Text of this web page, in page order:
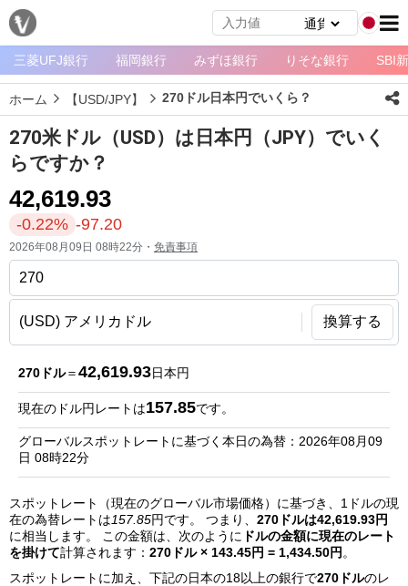
メ
ニ
ュ
ー
ホ
ム
ペ
ー
ジ
通
貨
一
覧
銀
行
リ
ス
ト
三菱UFJ銀行 福岡銀行 みずほ銀行 りそな銀行 SBI
ホーム 【USD/JPY】 270ドル日本円でいくら？
270米ドル（USD）は日本円（JPY）でいく
らですか？
42,619.93
-0.22% -97.20
2026年08月09日 08時22分・ 免責事項
換算する
270ドル＝42,619.93日本円
現在のドル円レートは157.85です。
グローバルスポットレートに基づく本日の為替：2026年08月09
日 08時22分
スポットレート（現在のグローバル市場価格）に基づき、1ドルの現
在の為替レートは157.85円です。 つまり、 270ドルは42,619.93円
に相当します。 この金額は、次のように ドルの金額に現在のレート
を掛けて計算されます： 270ドル × 143.45円 = 1,434.50円 。
スポットレートに加え、下記の日本の18以上の銀行で270ドルのレ